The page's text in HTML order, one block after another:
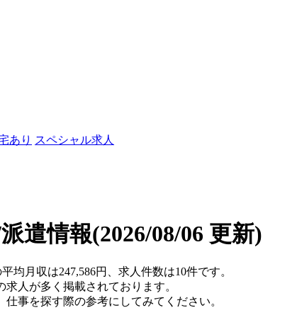
あり スペシャル求人
遣情報(2026/08/06 更新)
均月収は247,586円、求人件数は10件です。
人が多く掲載されております。
事を探す際の参考にしてみてください。